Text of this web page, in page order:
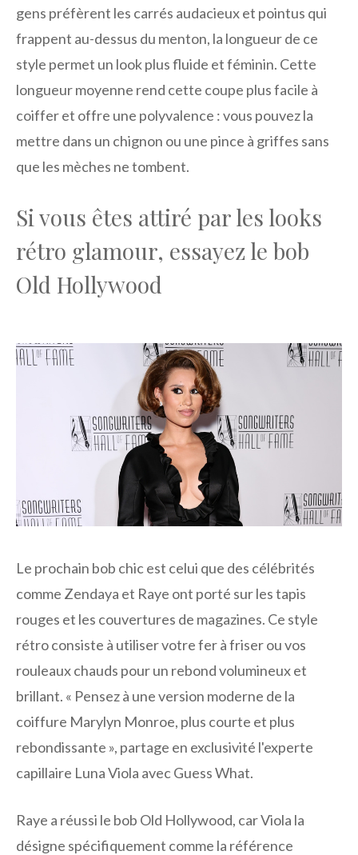
gens préfèrent les carrés audacieux et pointus qui
frappent au-dessus du menton, la longueur de ce
style permet un look plus fluide et féminin. Cette
longueur moyenne rend cette coupe plus facile à
coiffer et offre une polyvalence : vous pouvez la
mettre dans un chignon ou une pince à griffes sans
que les mèches ne tombent.
Si vous êtes attiré par les looks
rétro glamour, essayez le bob
Old Hollywood
Le prochain bob chic est celui que des célébrités
comme Zendaya et Raye ont porté sur les tapis
rouges et les couvertures de magazines. Ce style
rétro consiste à utiliser votre fer à friser ou vos
rouleaux chauds pour un rebond volumineux et
brillant. « Pensez à une version moderne de la
coiffure Marylyn Monroe, plus courte et plus
rebondissante », partage en exclusivité l'experte
capillaire Luna Viola avec Guess What.
Raye a réussi le bob Old Hollywood, car Viola la
désigne spécifiquement comme la référence